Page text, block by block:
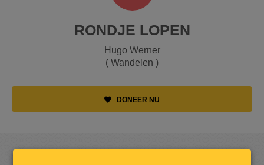
RONDJE LOPEN
Hugo Werner
( Wandelen )
DONEER NU